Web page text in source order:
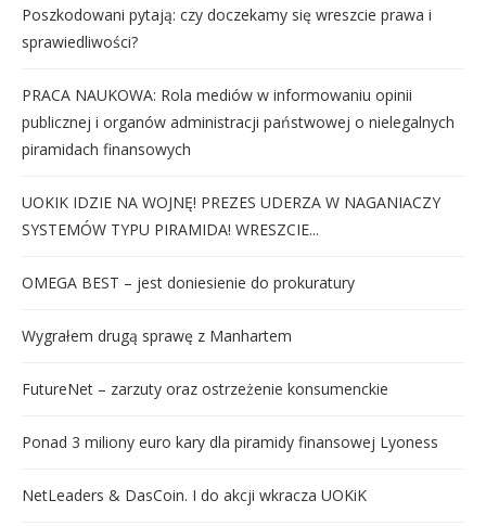
Poszkodowani pytają: czy doczekamy się wreszcie prawa i
sprawiedliwości?
PRACA NAUKOWA: Rola mediów w informowaniu opinii
publicznej i organów administracji państwowej o nielegalnych
piramidach finansowych
UOKIK IDZIE NA WOJNĘ! PREZES UDERZA W NAGANIACZY
SYSTEMÓW TYPU PIRAMIDA! WRESZCIE...
OMEGA BEST – jest doniesienie do prokuratury
Wygrałem drugą sprawę z Manhartem
FutureNet – zarzuty oraz ostrzeżenie konsumenckie
Ponad 3 miliony euro kary dla piramidy finansowej Lyoness
NetLeaders & DasCoin. I do akcji wkracza UOKiK